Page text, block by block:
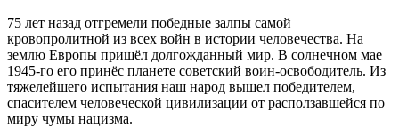
75 лет назад отгремели победные залпы самой
кровопролитной из всех войн в истории человечества. На
землю Европы пришёл долгожданный мир. В солнечном мае
1945-го его принёс планете советский воин-освободитель. Из
тяжелейшего испытания наш народ вышел победителем,
спасителем человеческой цивилизации от расползавшейся по
миру чумы нацизма.